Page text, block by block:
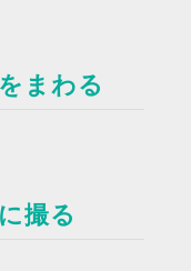
まわる
撮る